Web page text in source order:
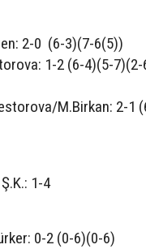
2-0 (6-3)(7-6(5))
1-2 (6-4)(5-7)(2-
M.Birkan: 2-1
1-4
0-2 (0-6)(0-6)